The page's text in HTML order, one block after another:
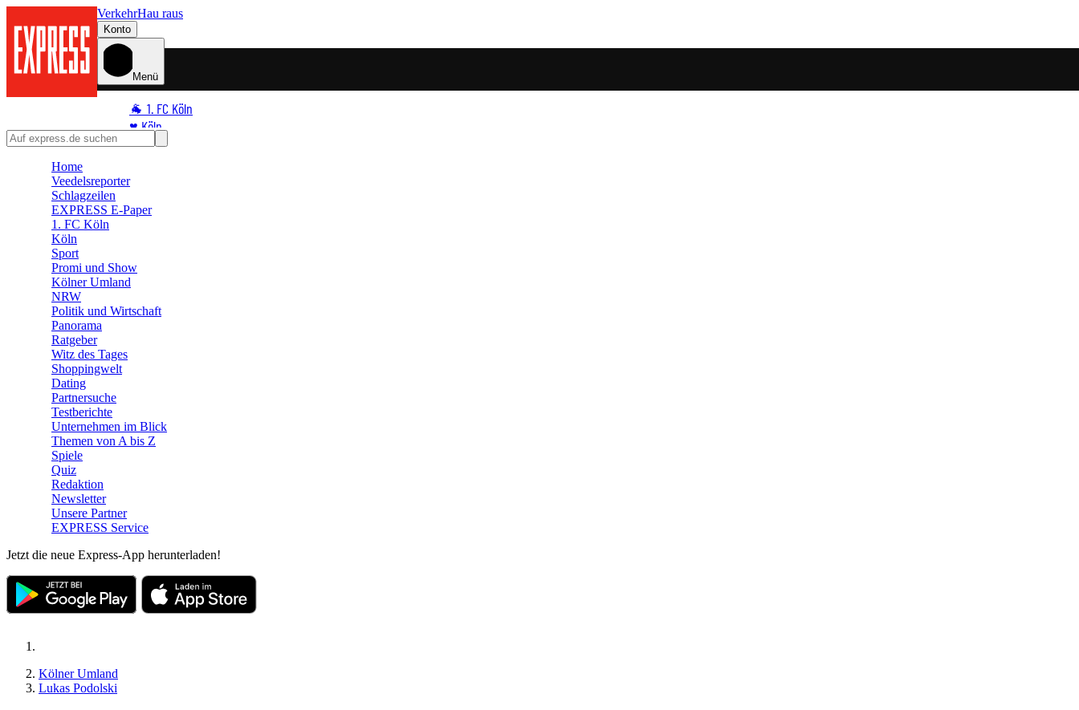
VerkehrHau raus
Konto
Menü
🐐 1. FC Köln
♥️ Köln
⭐ Promi
🛒 Shoppingwelt
🧩 Spiele
Home
Veedelsreporter
Schlagzeilen
EXPRESS E-Paper
1. FC Köln
Köln
Sport
Promi und Show
Kölner Umland
NRW
Politik und Wirtschaft
Panorama
Ratgeber
Witz des Tages
Shoppingwelt
Dating
Partnersuche
Testberichte
Unternehmen im Blick
Themen von A bis Z
Spiele
Quiz
Redaktion
Newsletter
Unsere Partner
EXPRESS Service
Jetzt die neue Express-App herunterladen!
Kölner Umland
Lukas Podolski